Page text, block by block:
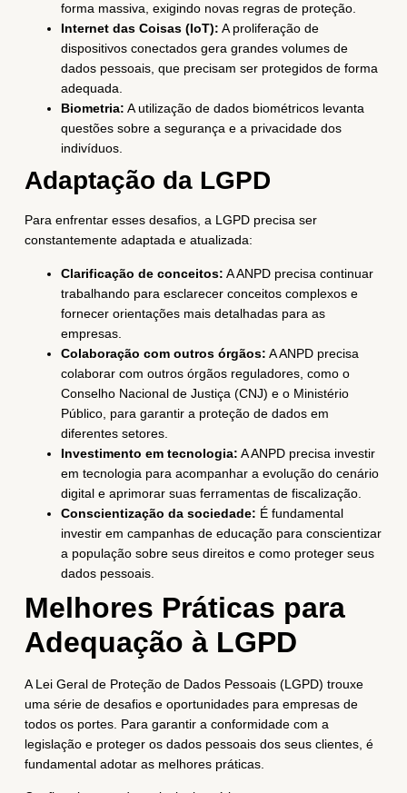
forma massiva, exigindo novas regras de proteção.
Internet das Coisas (IoT): A proliferação de
dispositivos conectados gera grandes volumes de
dados pessoais, que precisam ser protegidos de forma
adequada.
Biometria: A utilização de dados biométricos levanta
questões sobre a segurança e a privacidade dos
indivíduos.
Adaptação da LGPD
Para enfrentar esses desafios, a LGPD precisa ser
constantemente adaptada e atualizada:
Clarificação de conceitos: A ANPD precisa continuar
trabalhando para esclarecer conceitos complexos e
fornecer orientações mais detalhadas para as
empresas.
Colaboração com outros órgãos: A ANPD precisa
colaborar com outros órgãos reguladores, como o
Conselho Nacional de Justiça (CNJ) e o Ministério
Público, para garantir a proteção de dados em
diferentes setores.
Investimento em tecnologia: A ANPD precisa investir
em tecnologia para acompanhar a evolução do cenário
digital e aprimorar suas ferramentas de fiscalização.
Conscientização da sociedade: É fundamental
investir em campanhas de educação para conscientizar
a população sobre seus direitos e como proteger seus
dados pessoais.
Melhores Práticas para
Adequação à LGPD
A Lei Geral de Proteção de Dados Pessoais (LGPD) trouxe
uma série de desafios e oportunidades para empresas de
todos os portes. Para garantir a conformidade com a
legislação e proteger os dados pessoais dos seus clientes, é
fundamental adotar as melhores práticas.